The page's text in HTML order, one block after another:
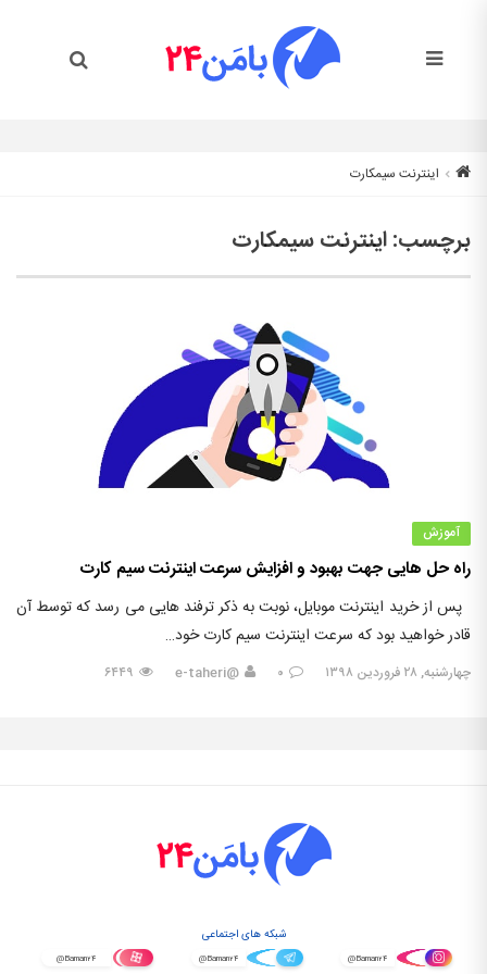
اینترنت سیمکارت
برچسب:اینترنت سیمکارت
آموزش
راه حل هایی جهت بهبود و افزایش سرعت اینترنت سیم کارت
پس از خرید اینترنت موبایل، نوبت به ذکر ترفند هایی می رسد که توسط آن
قادر خواهید بود که سرعت اینترنت سیم کارت خود…
چهارشنبه, ۲۸ فروردین ۱۳۹۸ ۰ @e-taheri ۶۴۴۹
شبکه های اجتماعی
@Baman۲۴ @Baman۲۴ @Baman۲۴